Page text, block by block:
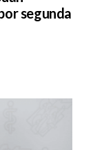
segunda